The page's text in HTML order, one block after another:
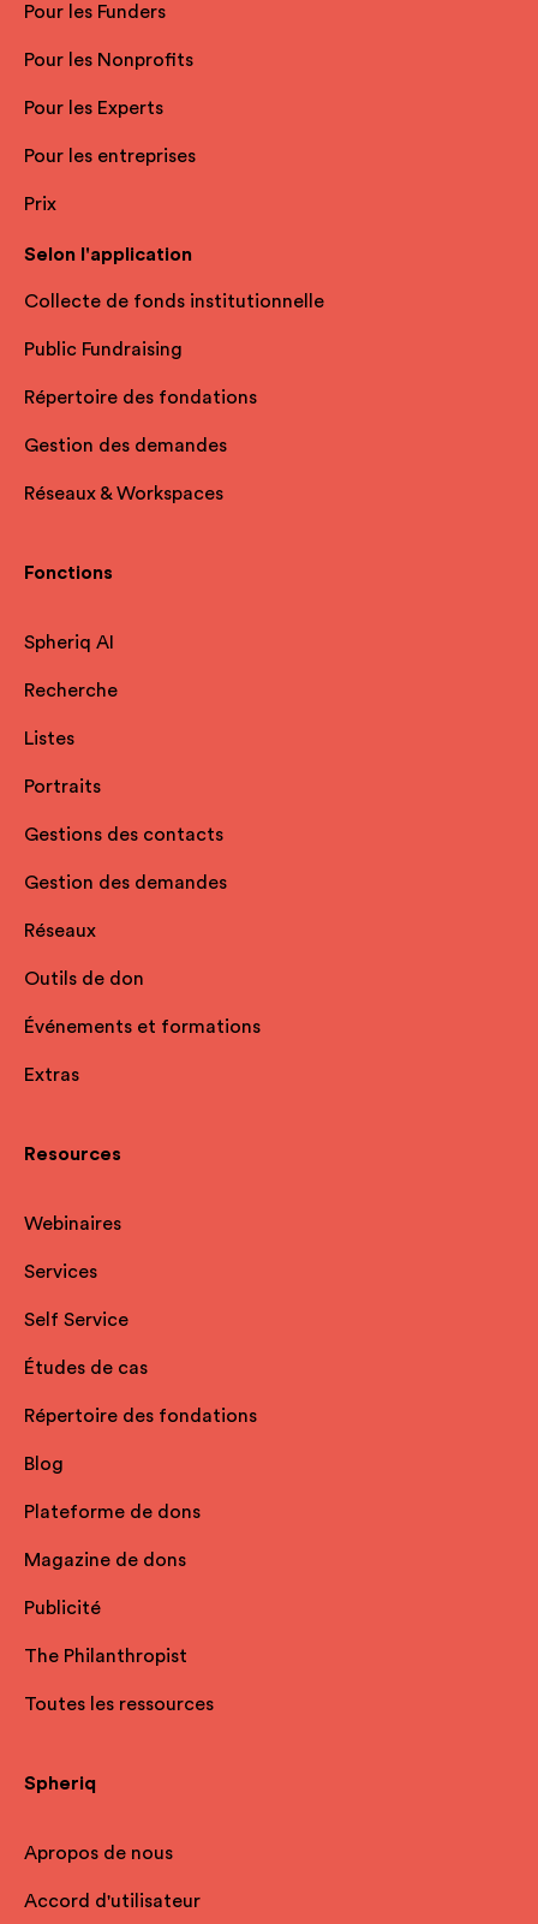
Pour les Funders
Pour les Nonprofits
Pour les Experts
Pour les entreprises
Prix
Selon l'application
Collecte de fonds institutionnelle
Public Fundraising
Répertoire des fondations
Gestion des demandes
Réseaux & Workspaces
Fonctions
Spheriq AI
Recherche
Listes
Portraits
Gestions des contacts
Gestion des demandes
Réseaux
Outils de don
Événements et formations
Extras
Resources
Webinaires
Services
Self Service
Études de cas
Répertoire des fondations
Blog
Plateforme de dons
Magazine de dons
Publicité
The Philanthropist
Toutes les ressources
Spheriq
Apropos de nous
Accord d'utilisateur